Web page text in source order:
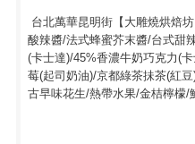
台北萬華昆明街【大雕燒烘焙
酸辣醬/法式蜂蜜芥末醬/台式甜
(卡士達)/45%香濃牛奶巧克力(
莓(起司奶油)/京都綠茶抺茶(紅
古早味花生/熱帶水果/金桔檸檬/